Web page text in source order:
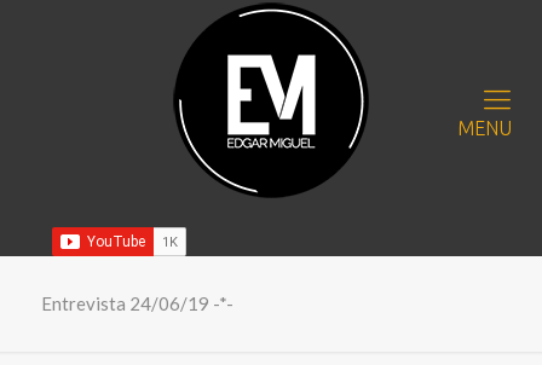
MENU
Entrevista 24/06/19 -*-